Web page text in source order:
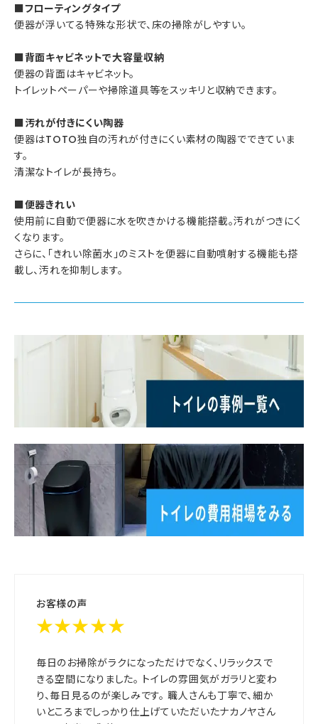
■フローティングタイプ
便器が浮いてる特殊な形状で、床の掃除がしやすい。
■背面キャビネットで大容量収納
便器の背面はキャビネット。
トイレットペーパーや掃除道具等をスッキリと収納できます。
■汚れが付きにくい陶器
便器はTOTO独自の汚れが付きにくい素材の陶器でできていま
す。
清潔なトイレが長持ち。
■便器きれい
使用前に自動で便器に水を吹きかける機能搭載。汚れがつきにく
くなります。
さらに、「きれい除菌水」のミストを便器に自動噴射する機能も搭
載し、汚れを抑制します。
お客様の声
★★★★★
毎日のお掃除がラクになっただけでなく、リラックスで
きる空間になりました。 トイレの雰囲気がガラリと変わ
り、毎日見るのが楽しみです。 職人さんも丁寧で、細か
いところまでしっかり仕上げていただいたナカノヤさん